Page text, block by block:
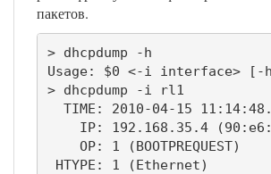
пакетов.
> dhcpdump -h
Usage: $0 <-i interface> [-h
> dhcpdump -i rl1
TIME: 2010-04-15
IP: 192.168.35.4
    OP: 1 (BOOTPREQUEST)
HTYPE: 1 (Ethernet)